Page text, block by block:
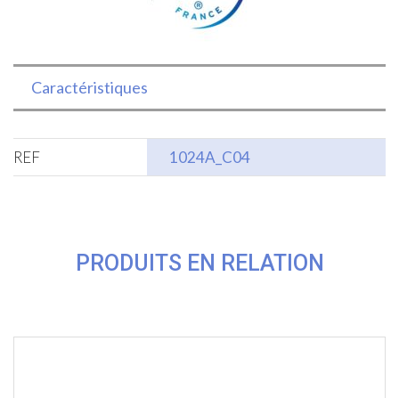
Caractéristiques
REF 1024A_C04
PRODUITS EN RELATION